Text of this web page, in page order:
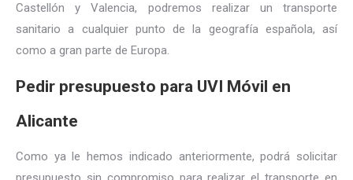
Castellón y Valencia, podremos realizar un transporte
sanitario a cualquier punto de la geografía española, así
como a gran parte de Europa.
Pedir presupuesto para UVI Móvil en
Alicante
Como ya le hemos indicado anteriormente, podrá solicitar